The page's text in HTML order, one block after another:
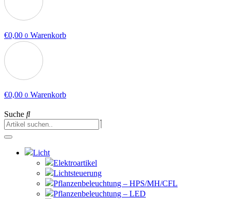
€0,00 0 Warenkorb
€0,00 0 Warenkorb
Suche
Licht
Elektroartikel
Lichtsteuerung
Pflanzenbeleuchtung – HPS/MH/CFL
Pflanzenbeleuchtung – LED